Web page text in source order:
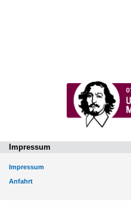
Impressum
Impressum
Anfahrt